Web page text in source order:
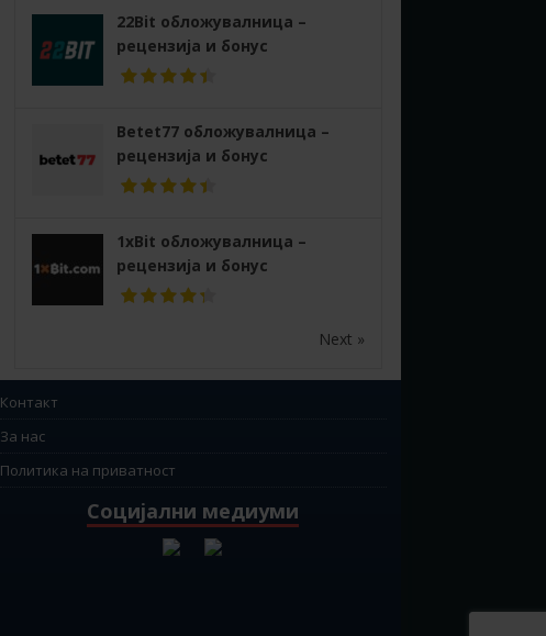
22Bit обложувалница –
рецензија и бонус
Betet77 обложувалница –
рецензија и бонус
1xBit обложувалница –
рецензија и бонус
Next »
Контакт
За нас
Политика на приватност
Социјални медиуми